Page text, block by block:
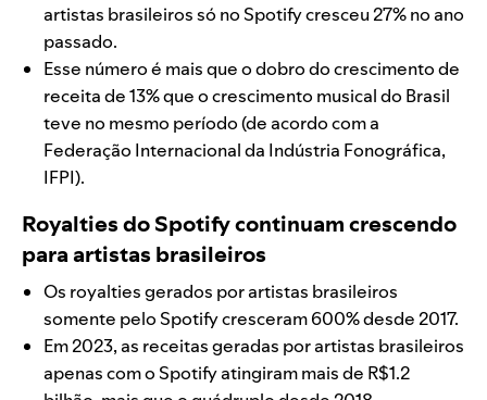
artistas brasileiros só no Spotify cresceu 27% no ano
passado.
Esse número é mais que o dobro do crescimento de
receita de 13% que o crescimento musical do Brasil
teve no mesmo período (de acordo com a
Federação Internacional da Indústria Fonográfica,
IFPI).
Royalties do Spotify continuam crescendo
para artistas brasileiros
Os royalties gerados por artistas brasileiros
somente pelo Spotify cresceram 600% desde 2017.
Em 2023, as receitas geradas por artistas brasileiros
apenas com o Spotify atingiram mais de R$1.2